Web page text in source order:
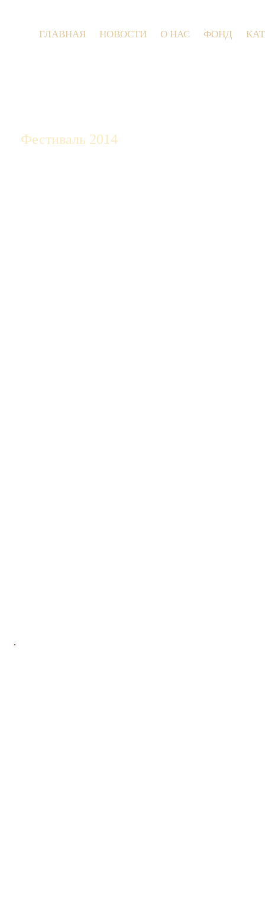
ГЛАВНАЯ НОВОСТИ О НАС ФОНД
Фестиваль 2014